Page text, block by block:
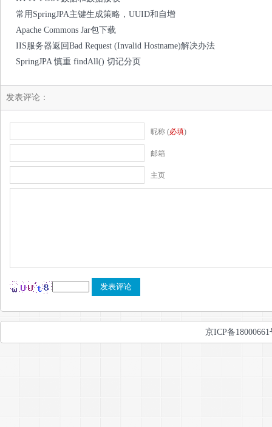
常用SpringJPA主键生成策略，UUID和自增
Apache Commons Jar包下载
IIS服务器返回Bad Request (Invalid Hostname)解决办法
SpringJPA 慎重 findAll() 切记分页
发表评论：
昵称 (必填)
邮箱
主页
京ICP备18000661